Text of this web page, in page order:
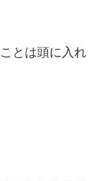
とは頭に入れ